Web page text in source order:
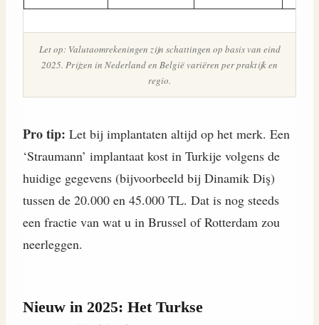
Let op: Valutaomrekeningen zijn schattingen op basis van eind
2025. Prijzen in Nederland en België variëren per praktijk en
regio.
Pro tip: Let bij implantaten altijd op het merk. Een
‘Straumann’ implantaat kost in Turkije volgens de
huidige gegevens (bijvoorbeeld bij Dinamik Diş)
tussen de 20.000 en 45.000 TL. Dat is nog steeds
een fractie van wat u in Brussel of Rotterdam zou
neerleggen.
Nieuw in 2025: Het Turkse